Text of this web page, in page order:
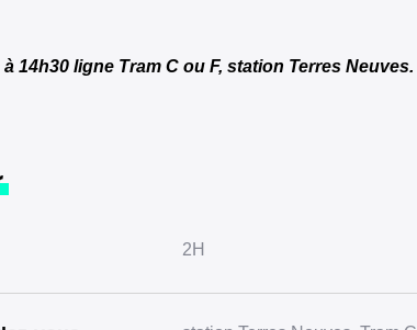
14h30 ligne Tram C ou F, station Terres Neuves.
2H